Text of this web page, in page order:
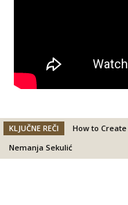
KLJUČNE REČI
How to
Nemanja Sekulić